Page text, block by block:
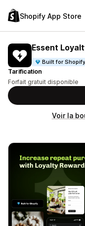
Shopify App Store
Essent
Built for Shopify
Tarification
Forfait gratuit disponible
Voir la